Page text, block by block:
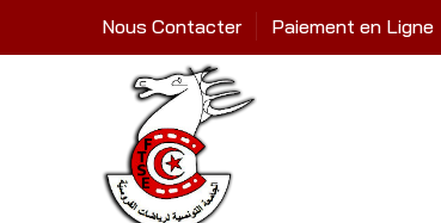
Nous Contacter Paiement en Ligne